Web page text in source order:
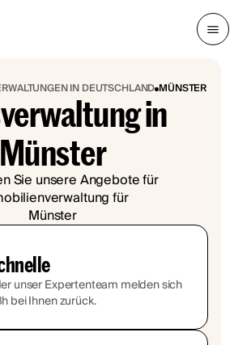
IN DEUTSCHLAND MÜNSTER
in
Münster
Sie unsere Angebote für
für
Münster
unser Expertenteam melden sich
bei Ihnen zurück.